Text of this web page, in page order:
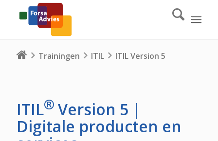
Trainingen ITIL ITIL Version 5
ITIL® Version 5 |
Digitale producten en